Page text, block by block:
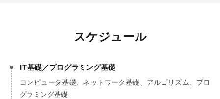
スケジュール
IT基礎／プログラミング基礎
コンピュータ基礎、ネットワーク基礎、アルゴリズム、プロ
グラミング基礎